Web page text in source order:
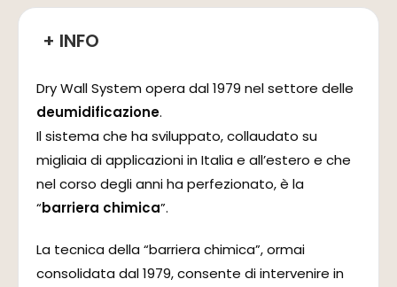
+ INFO
Dry Wall System opera dal 1979 nel settore delle
deumidificazione.
Il sistema che ha sviluppato, collaudato su
migliaia di applicazioni in Italia e all’estero e che
nel corso degli anni ha perfezionato, è la
“barriera chimica”.
La tecnica della “barriera chimica”, ormai
consolidata dal 1979, consente di intervenire in